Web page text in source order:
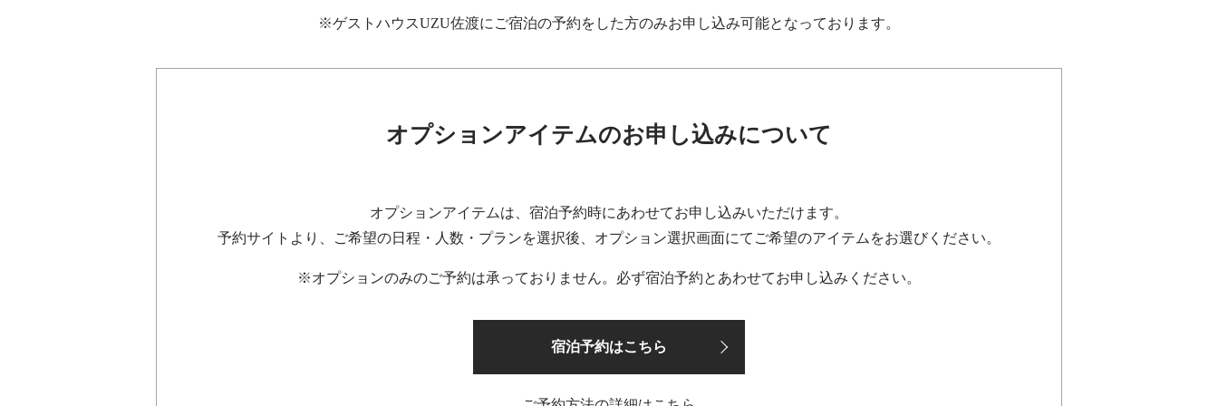
※ゲストハウスUZU佐渡にご宿泊の予約をした方のみお申し込み可能となっております。
オプションアイテムのお申し込みについて
オプションアイテムは、宿泊予約時にあわせてお申し込みいただけます。
予約サイトより、ご希望の日程・人数・プランを選択後、オプション選択画面にてご希望のアイテムをお選びください。
※オプションのみのご予約は承っておりません。必ず宿泊予約とあわせてお申し込みください。
宿泊予約はこちら
ご予約方法の詳細はこちら